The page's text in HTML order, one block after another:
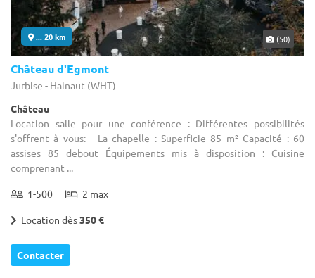
... 20 km (50)
Château d'Egmont
Jurbise - Hainaut (WHT)
Château
Location salle pour une conférence : Différentes possibilités
s'offrent à vous: - La chapelle : Superficie 85 m² Capacité : 60
assises 85 debout Équipements mis à disposition : Cuisine
comprenant ...
1-500 2 max
Location dès350 €
Contacter